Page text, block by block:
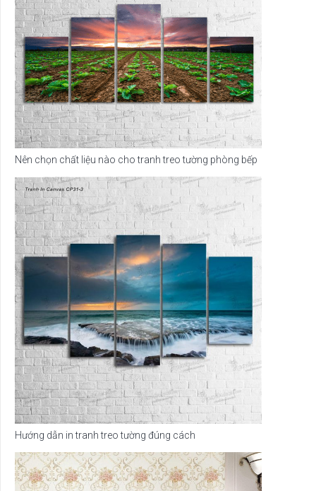
Nên chọn chất liệu nào cho tranh treo tường phòng bếp
Hướng dẫn in tranh treo tường đúng cách